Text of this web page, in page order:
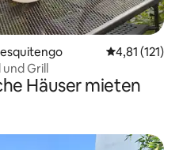
4,81 (121)
und Grill
Häuser mieten